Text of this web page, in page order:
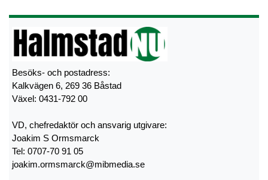
Besöks- och postadress:
Kalkvägen 6, 269 36 Båstad
Växel: 0431-792 00
VD, chefredaktör och ansvarig utgivare:
Joakim S Ormsmarck
Tel: 0707-70 91 05
joakim.ormsmarck@mibmedia.se